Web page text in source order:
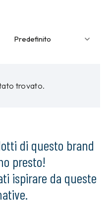
trovato.
di questo brand
presto!
ispirare da queste